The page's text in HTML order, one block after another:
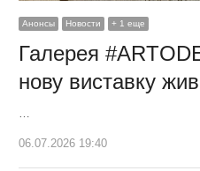
Анонсы Новости + 1 еще
Галерея
нову виставку
…
06.07.2026 19:40